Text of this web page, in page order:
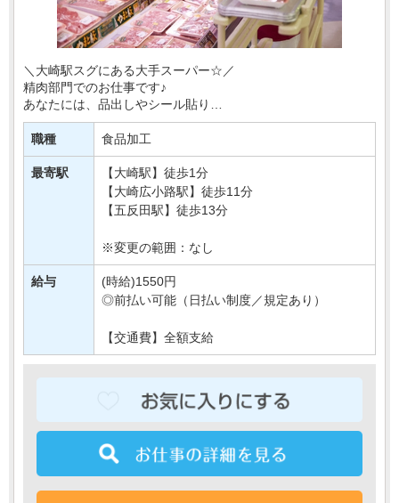
＼大崎駅スグにある大手スーパー☆／
精肉部門でのお仕事です♪
あなたには、品出しやシール貼り
簡単なお肉の加工などをおまかせします＊
接客要素もほとんどないので、
モクモク・コツコツおしごとしたい方に・・・
職種 食品加工
最寄駅
【大崎駅】徒歩1分
【大崎広小路駅】徒歩11分
【五反田駅】徒歩13分
※変更の範囲：なし
給与
(時給)1550円
◎前払い可能（日払い制度／規定あり）
【交通費】全額支給